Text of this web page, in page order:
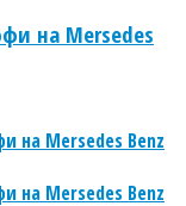
на Mersedes